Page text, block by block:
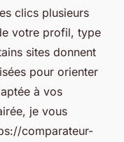
clics plusieurs
votre profil, type
sites donnent
pour orienter
à vos
je vous
comparateur-